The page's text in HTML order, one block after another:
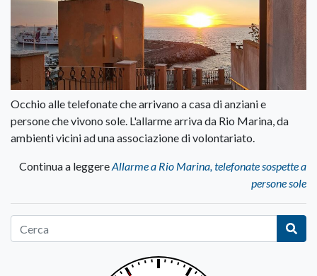
Occhio alle telefonate che arrivano a casa di anziani e
persone che vivono sole. L'allarme arriva da Rio Marina, da
ambienti vicini ad una associazione di volontariato.
Continua a leggereAllarme a Rio Marina, telefonate sospette a
persone sole